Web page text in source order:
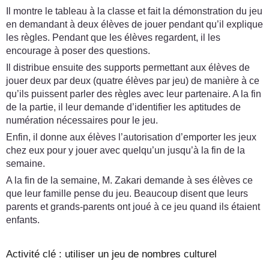
Il montre le tableau à la classe et fait la démonstration du jeu
en demandant à deux élèves de jouer pendant qu’il explique
les règles. Pendant que les élèves regardent, il les
encourage à poser des questions.
Il distribue ensuite des supports permettant aux élèves de
jouer deux par deux (quatre élèves par jeu) de manière à ce
qu’ils puissent parler des règles avec leur partenaire. A la fin
de la partie, il leur demande d’identifier les aptitudes de
numération nécessaires pour le jeu.
Enfin, il donne aux élèves l’autorisation d’emporter les jeux
chez eux pour y jouer avec quelqu’un jusqu’à la fin de la
semaine.
A la fin de la semaine, M. Zakari demande à ses élèves ce
que leur famille pense du jeu. Beaucoup disent que leurs
parents et grands-parents ont joué à ce jeu quand ils étaient
enfants.
Activité clé : utiliser un jeu de nombres culturel